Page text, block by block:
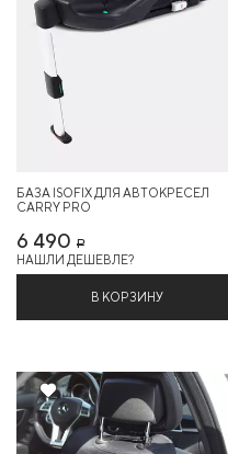
БАЗА ISOFIX ДЛЯ АВТОКРЕСЕЛ
CARRY PRO
6 490 Р
НАШЛИ ДЕШЕВЛЕ?
В КОРЗИНУ